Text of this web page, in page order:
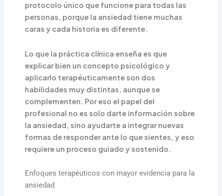
protocolo único que funcione para todas las
personas, porque la ansiedad tiene muchas
caras y cada historia es diferente.
Lo que la práctica clínica enseña es que
explicar bien un concepto psicológico y
aplicarlo terapéuticamente son dos
habilidades muy distintas, aunque se
complementen. Por eso el papel del
profesional no es solo darte información sobre
la ansiedad, sino ayudarte a integrar nuevas
formas de responder ante lo que sientes, y eso
requiere un proceso guiado y sostenido.
Enfoques terapéuticos con mayor evidencia para la
ansiedad